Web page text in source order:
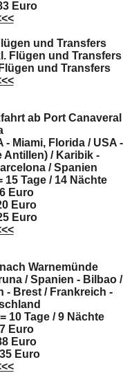
Euro
und Transfers
Flügen und Transfers
und Transfers
ab Port Canaveral
- Miami, Florida / USA -
Antillen) / Karibik -
/ Spanien
15 Tage / 14 Nächte
Euro
Euro
Euro
Warnemünde
/ Spanien - Bilbao /
- Brest / Frankreich -
10 Tage / 9 Nächte
Euro
Euro
Euro